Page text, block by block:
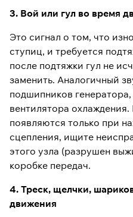
3. Вой или гул во время
Это сигнал о том, что
ступиц, и требуется
после подтяжки гул не
заменить. Аналогичный
подшипников
вентилятора
появляются только при
сцепления, ищите
этого узла (разрушен
коробке передач.
4. Треск, щелчки,
движения